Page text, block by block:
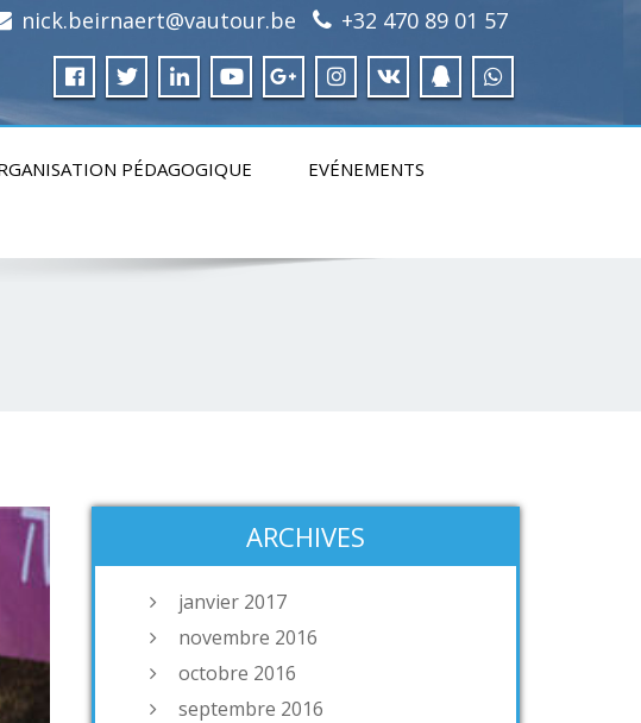
nick.beirnaert@vautour.be +32 470 89 01 57
PÉDAGOGIQUE
EVÉNEMENTS
ARCHIVES
janvier 2017
novembre 2016
octobre 2016
septembre 2016